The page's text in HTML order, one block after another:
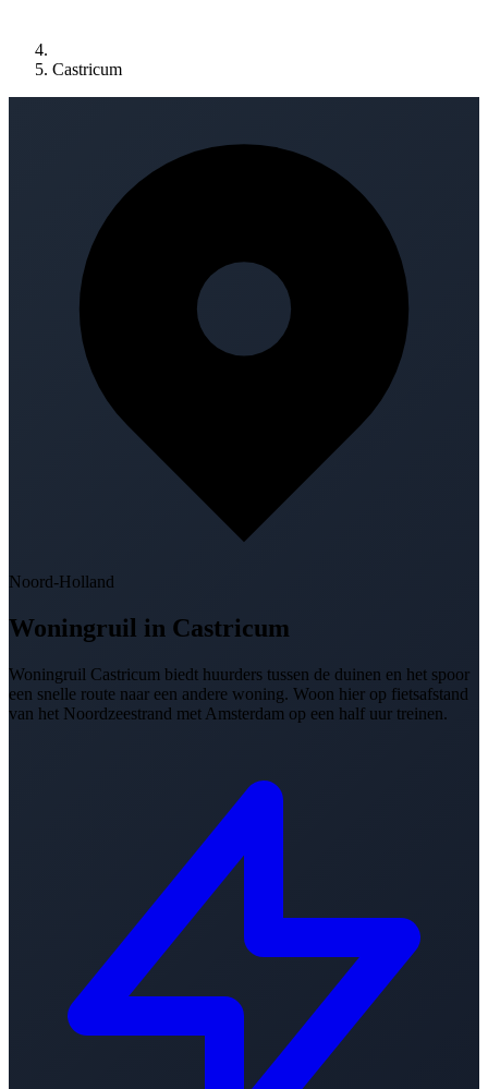
Castricum
Noord-Holland
Woningruil in Castricum
Woningruil Castricum biedt huurders tussen de duinen en het spoor
een snelle route naar een andere woning. Woon hier op fietsafstand
van het Noordzeestrand met Amsterdam op een half uur treinen.